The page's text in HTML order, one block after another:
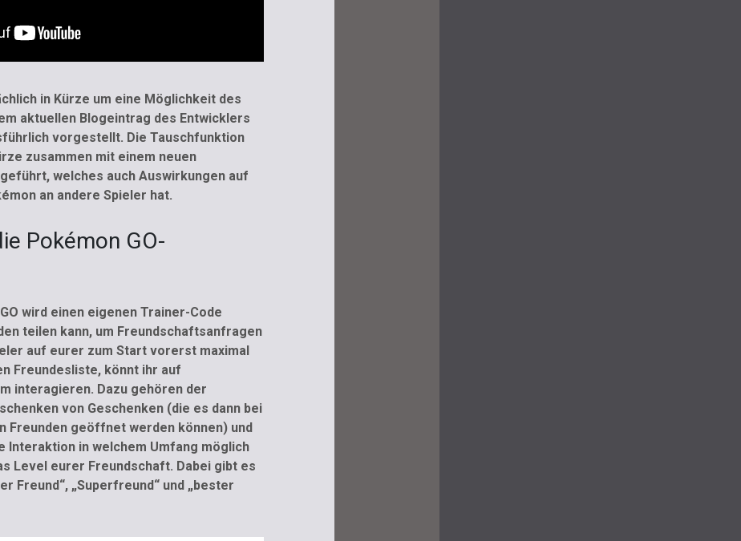
in Kürze um eine Möglichkeit des
aktuellen Blogeintrag des Entwicklers
vorgestellt. Die Tauschfunktion
zusammen mit einem neuen
welches auch Auswirkungen auf
an andere Spieler hat.
Pokémon GO-
wird einen eigenen Trainer-Code
teilen kann, um Freundschaftsanfragen
auf eurer zum Start vorerst maximal
Freundesliste, könnt ihr auf
interagieren. Dazu gehören der
von Geschenken (die es dann bei
Freunden geöffnet werden können) und
Interaktion in welchem Umfang möglich
Level eurer Freundschaft. Dabei gibt es
Freund“, „Superfreund“ und „bester